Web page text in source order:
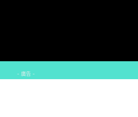
- 廣告 -